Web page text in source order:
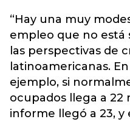
“Hay una muy
empleo que no
las perspectivas de
latinoamericanas.
ejemplo, si
ocupados llega a 22
informe llegó a 23,